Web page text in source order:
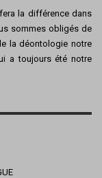
la différence dans
sommes obligés de
la déontologie notre
a toujours été notre